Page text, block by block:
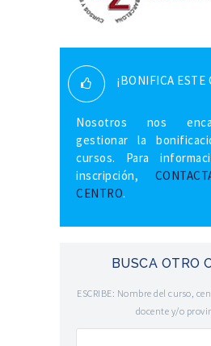
¡BONIFICA ESTE
Nosotros nos
gestionar la
cursos. Para
inscripción,
CENTRO.
BUSCA OTRO
ESCRIBE: Nombre del curso,
docente y/o